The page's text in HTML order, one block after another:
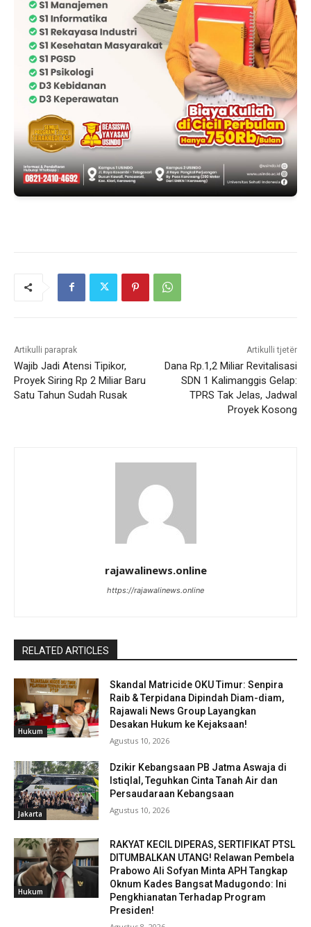
Artikulli paraprak
Wajib Jadi Atensi Tipikor,
Proyek Siring Rp 2 Miliar Baru
Satu Tahun Sudah Rusak
Artikulli tjetër
Dana Rp.1,2 Miliar Revitalisasi
SDN 1 Kalimanggis Gelap:
TPRS Tak Jelas, Jadwal
Proyek Kosong
rajawalinews.online
https://rajawalinews.online
RELATED ARTICLES
Hukum
Skandal Matricide OKU Timur: Senpira
Raib & Terpidana Dipindah Diam-diam,
Rajawali News Group Layangkan
Desakan Hukum ke Kejaksaan!
Agustus 10, 2026
Jakarta
Dzikir Kebangsaan PB Jatma Aswaja di
Istiqlal, Teguhkan Cinta Tanah Air dan
Persaudaraan Kebangsaan
Agustus 10, 2026
Hukum
RAKYAT KECIL DIPERAS, SERTIFIKAT PTSL
DITUMBALKAN UTANG! Relawan Pembela
Prabowo Ali Sofyan Minta APH Tangkap
Oknum Kades Bangsat Madugondo: Ini
Pengkhianatan Terhadap Program
Presiden!